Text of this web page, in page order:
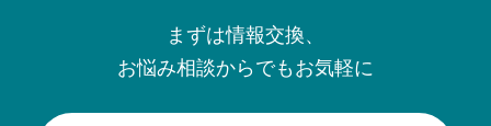
まずは情報交換、
お悩み相談からでもお気軽に